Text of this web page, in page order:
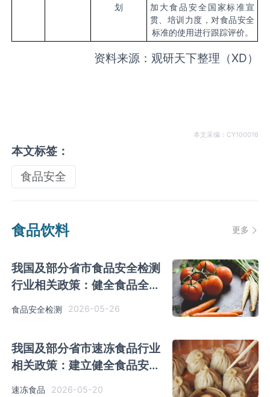
划
加大食品安全国家标准宣
贯、培训力度，对食品安全
标准的使用进行跟踪评价。
资料来源：观研天下整理（XD）
本文采编：CY100016
本文标签：
食品安全
食品饮料 更多
我国及部分省市食品安全检测
行业相关政策：健全食品全链
食品安全检测 2026-05-26
我国及部分省市速冻食品行业
相关政策：建立健全食品安全
管理制度
速冻食品 2026-05-20